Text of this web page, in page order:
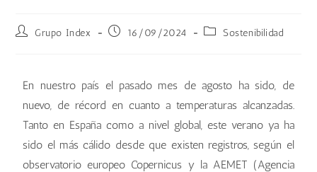
Grupo Index 16/09/2024 Sostenibilidad
En nuestro país el pasado mes de agosto ha sido, de
nuevo, de récord en cuanto a temperaturas alcanzadas.
Tanto en España como a nivel global, este verano ya ha
sido el más cálido desde que existen registros, según el
observatorio europeo Copernicus y la AEMET (Agencia